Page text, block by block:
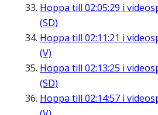
Hoppa till 02:05:29 i
(SD)
Hoppa till 02:11:21 i
(V)
Hoppa till 02:13:25 i
(SD)
Hoppa till 02:14:57 i